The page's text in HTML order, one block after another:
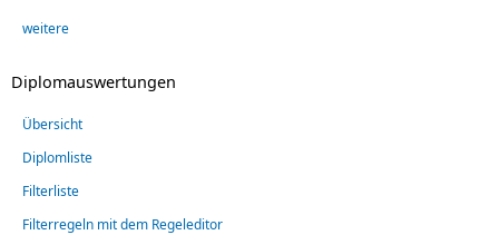
weitere
Diplomauswertungen
Übersicht
Diplomliste
Filterliste
Filterregeln mit dem Regeleditor